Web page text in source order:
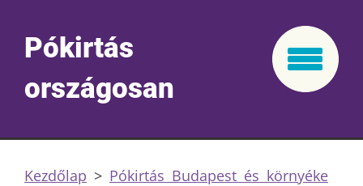
Pókirtás
országosan
Kezdőlap > Pókirtás Budapest és környéke